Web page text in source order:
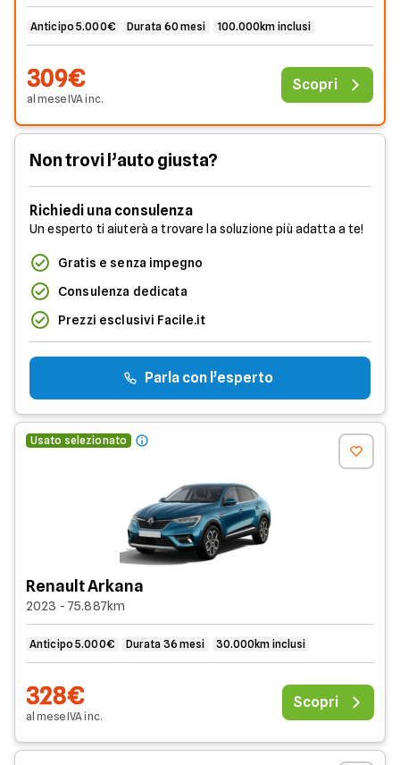
Anticipo 5.000€ Durata 60 mesi 100.000km inclusi
309€
al meseIVAinc.
Scopri
Non trovi l’auto giusta?
Richiedi una consulenza
Un esperto ti aiuterà a trovare la soluzione più adatta a te!
Gratis e senza impegno
Consulenza dedicata
Prezzi esclusivi Facile.it
Parla con l’esperto
Usato selezionato
Renault Arkana
2023 - 75.887km
Anticipo 5.000€ Durata 36 mesi 30.000km inclusi
328€
al meseIVAinc.
Scopri